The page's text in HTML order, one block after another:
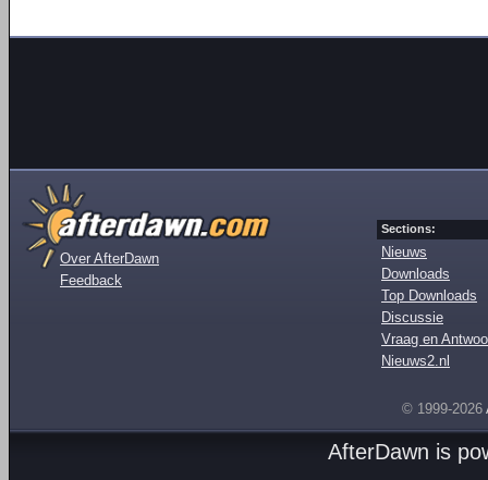
Over AfterDawn
Feedback
Sections:
Nieuws
Downloads
Top Downloads
Discussie
Vraag en
Nieuws2.nl
© 1999-2026
AfterDawn is